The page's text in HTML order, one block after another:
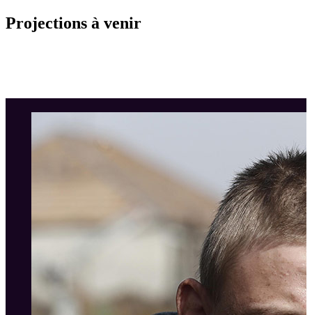
Projections à venir